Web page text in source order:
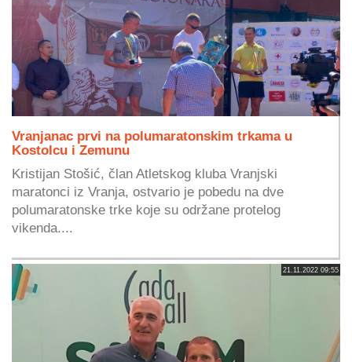
Vranjanac prvi na polumaratonskim trkama u
Kostolcu i Zemunu
Kristijan Stošić, član Atletskog kluba Vranjski
maratonci iz Vranja, ostvario je pobedu na dve
polumaratonske trke koje su održane protelog
vikenda....
21.11.2022 09:55